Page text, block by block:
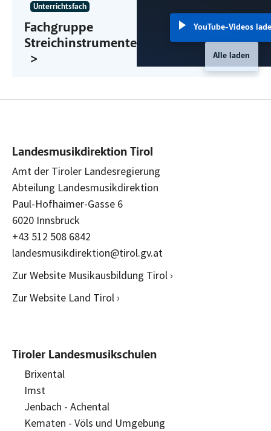
Unterrichtsfach
Fachgruppe
Streichinstrumente
YouTube-Videos
Alle laden
Landesmusikdirektion Tirol
Amt der Tiroler Landesregierung
Abteilung Landesmusikdirektion
Paul-Hofhaimer-Gasse 6
6020 Innsbruck
+43 512 508 6842
landesmusikdirektion@tirol.gv.at
Zur Website Musikausbildung Tirol ›
Zur Website Land Tirol ›
Tiroler Landesmusikschulen
Brixental
Imst
Jenbach - Achental
Kematen - Völs und Umgebung